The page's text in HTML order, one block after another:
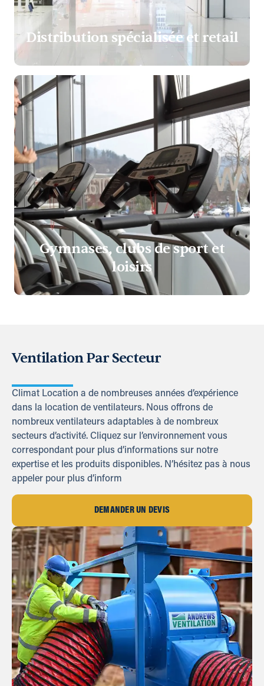
Distribution spécialisée et retail
Gymnases, clubs de sport et
loisirs
Ventilation Par Secteur
Climat Location a de nombreuses années d’expérience
dans la location de ventilateurs. Nous offrons de
nombreux ventilateurs adaptables à de nombreux
secteurs d’activité. Cliquez sur l’environnement vous
correspondant pour plus d’informations sur notre
expertise et les produits disponibles. N’hésitez pas à nous
appeler pour plus d’inform
DEMANDER UN DEVIS